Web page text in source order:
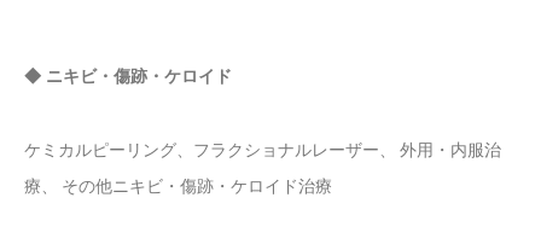
◆ ニキビ・傷跡・ケロイド
ケミカルピーリング、フラクショナルレーザー、 外用・内服治
療、 その他ニキビ・傷跡・ケロイド治療